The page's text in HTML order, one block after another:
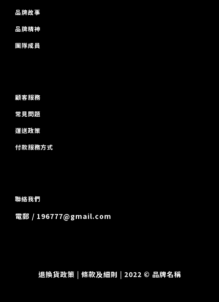
品牌故事
品牌精神
團隊成員
顧客服務
常見問題
運送政策
付款服務方式
聯絡我們
電郵 / 196777@gmail.com
退換貨政策 | 條款及細則 | 2022 © 品牌名稱